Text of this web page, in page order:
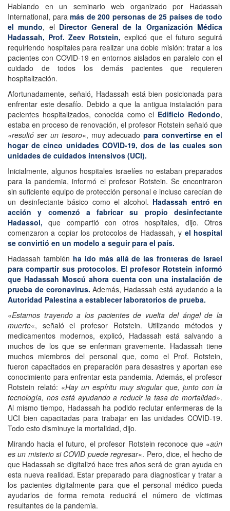
Hablando en un seminario web organizado por Hadassah
International, paramás de 200 personas de 25 países de todo
el mundo, el Director General de la Organización Médica
Hadassah, Prof. Zeev Rotstein, explicó que el futuro seguirá
requiriendo hospitales para realizar una doble misión: tratar a los
pacientes con COVID-19 en entornos aislados en paralelo con el
cuidado de todos los demás pacientes que requieren
hospitalización.
Afortunadamente, señaló, Hadassah está bien posicionada para
enfrentar este desafío. Debido a que la antigua instalación para
pacientes hospitalizados, conocida como el Edificio Redondo,
estaba en proceso de renovación, el profesor Rotstein señaló que
«resultó ser un tesoro«, muy adecuadopara convertirse en el
hogar de cinco unidades COVID-19, dos de las cuales son
unidades de cuidados intensivos (UCI).
Inicialmente, algunos hospitales israelíes no estaban preparados
para la pandemia, informó el profesor Rotstein. Se encontraron
sin suficiente equipo de protección personal e incluso carecían de
un desinfectante básico como el alcohol. Hadassah entró en
acción y comenzó a fabricar su propio desinfectante
Hadassol, que compartió con otros hospitales, dijo. Otros
comenzaron a copiar los protocolos de Hadassah, y el hospital
se convirtió en un modelo a seguir para el país.
Hadassah también ha ido más allá de las fronteras de Israel
para compartir sus protocolos. El profesor Rotstein informó
que Hadassah Moscú ahora cuenta con una instalación de
prueba de coronavirus. Además, Hadassah está ayudando a la
Autoridad Palestina a establecer laboratorios de prueba.
«Estamos trayendo a los pacientes de vuelta del ángel de la
muerte«, señaló el profesor Rotstein. Utilizando métodos y
medicamentos modernos, explicó, Hadassah está salvando a
muchos de los que se enferman gravemente. Hadassah tiene
muchos miembros del personal que, como el Prof. Rotstein,
fueron capacitados en preparación para desastres y aportan ese
conocimiento para enfrentar esta pandemia. Además, el profesor
Rotstein relató: «Hay un espíritu muy singular que, junto con la
tecnología, nos está ayudando a reducir la tasa de mortalidad».
Al mismo tiempo, Hadassah ha podido reclutar enfermeras de la
UCI bien capacitadas para trabajar en las unidades COVID-19.
Todo esto disminuye la mortalidad, dijo.
Mirando hacia el futuro, el profesor Rotstein reconoce que «aún
es un misterio si COVID puede regresar«. Pero, dice, el hecho de
que Hadassah se digitalizó hace tres años será de gran ayuda en
esta nueva realidad. Estar preparado para diagnosticar y tratar a
los pacientes digitalmente para que el personal médico pueda
ayudarlos de forma remota reducirá el número de víctimas
resultantes de la pandemia.